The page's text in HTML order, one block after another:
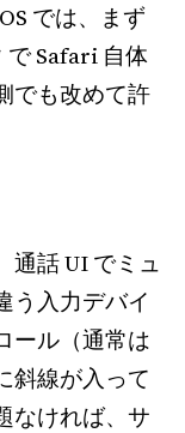
では、まず
で Safari 自体
でも改めて許
通話 UI でミュ
う入力デバイ
ール（通常は
斜線が入って
なければ、サ